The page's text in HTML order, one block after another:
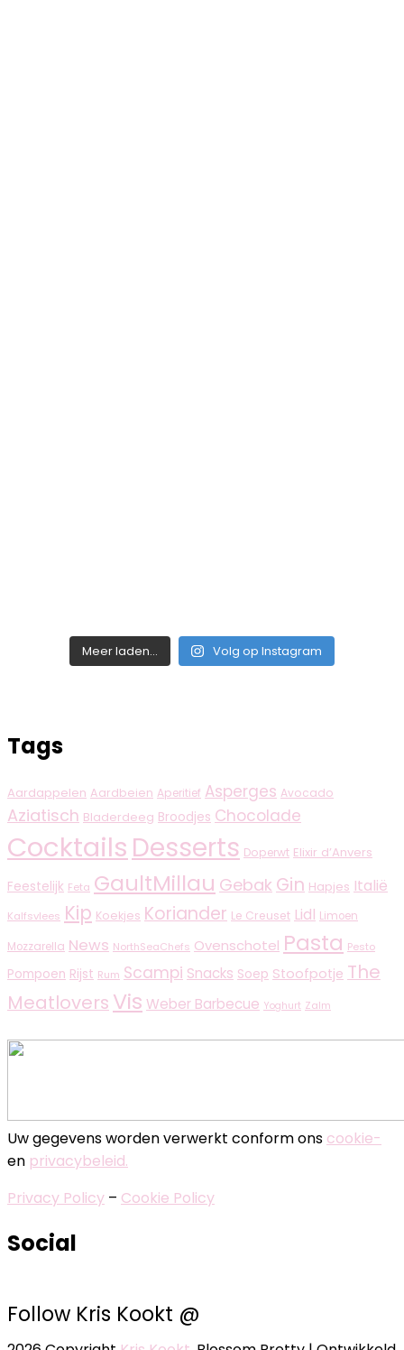
Meer laden... Volg op Instagram
Tags
Aardappelen Aardbeien Aperitief Asperges Avocado
Aziatisch Bladerdeeg Broodjes Chocolade
Cocktails Desserts Doperwt Elixir d’Anvers
Feestelijk Feta GaultMillau Gebak Gin Hapjes Italië
Kalfsvlees Kip Koekjes Koriander Le Creuset Lidl Limoen
Mozzarella News NorthSeaChefs Ovenschotel Pasta Pesto
Pompoen Rijst Rum Scampi Snacks Soep Stoofpotje The
Meatlovers Vis Weber Barbecue Yoghurt Zalm
Uw gegevens worden verwerkt conform ons cookie-
en privacybeleid.
Privacy Policy – Cookie Policy
Social
Follow Kris Kookt @